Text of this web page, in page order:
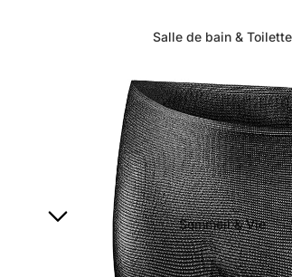
Salle de bain & Toilette
Sommeil & Vie